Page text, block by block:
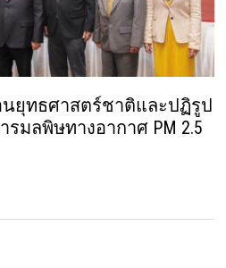
นยุทธศาสตร์ชาติและปฏิรูป
มลพิษทางอากาศ PM 2.5